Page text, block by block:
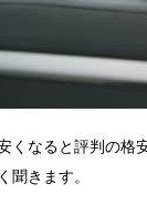
くなると評判の格
聞きます。